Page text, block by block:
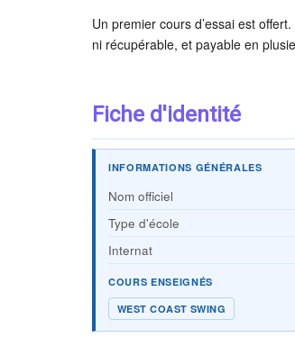
Un premier cours d’essai est
ni récupérable, et payable en
Fiche d'identité
INFORMATIONS GÉNÉRALES
Nom officiel
Type d'école
Internat
COURS ENSEIGNÉS
WEST COAST SWING